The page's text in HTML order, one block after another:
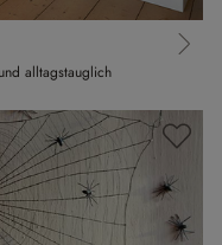
alltagstauglich